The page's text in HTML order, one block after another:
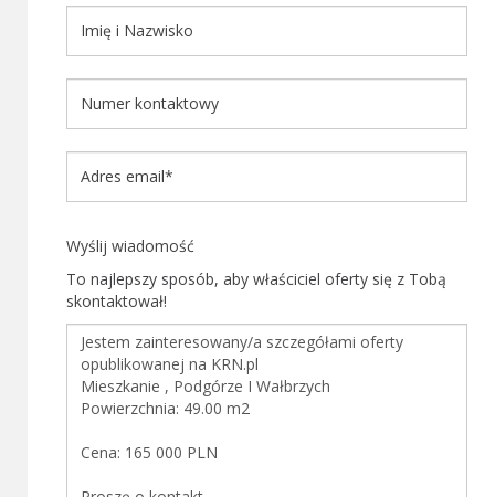
Wyślij wiadomość
To najlepszy sposób, aby właściciel oferty się z Tobą
skontaktował!